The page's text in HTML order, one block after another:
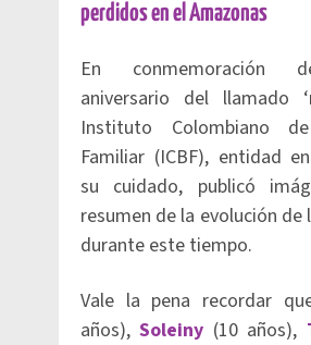
perdidos en el Amazonas
En conmemoración
aniversario del llamado
Instituto Colombiano
Familiar (ICBF), entidad
su cuidado, publicó
resumen de la evolución de
durante este tiempo.
Vale la pena recordar
años),Soleiny (10 años),